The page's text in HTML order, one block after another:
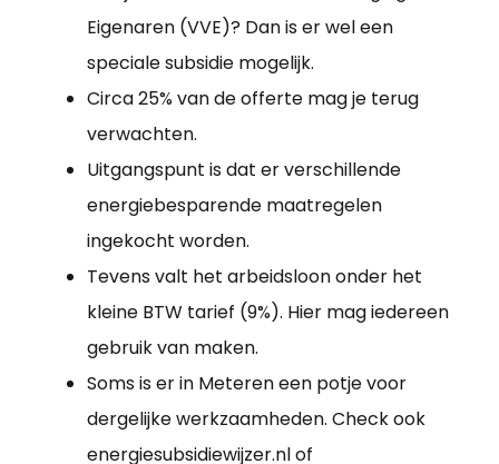
Eigenaren (VVE)? Dan is er wel een
speciale subsidie mogelijk.
Circa 25% van de offerte mag je terug
verwachten.
Uitgangspunt is dat er verschillende
energiebesparende maatregelen
ingekocht worden.
Tevens valt het arbeidsloon onder het
kleine BTW tarief (9%). Hier mag iedereen
gebruik van maken.
Soms is er in Meteren een potje voor
dergelijke werkzaamheden. Check ook
energiesubsidiewijzer.nl of